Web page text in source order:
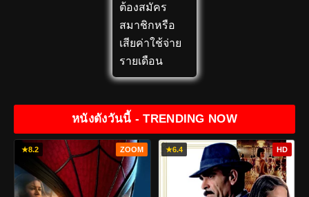
ต้องสมัคร
สมาชิกหรือ
เสียค่าใช้จ่าย
รายเดือน
หนังดังวันนี้ - TRENDING NOW
★8.2 ZOOM ★6.4 HD